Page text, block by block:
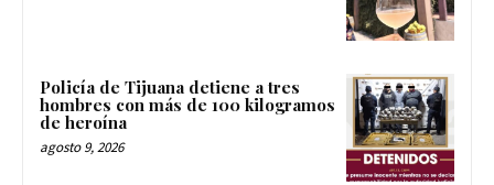
Policía de Tijuana detiene a tres
hombres con más de 100 kilogramos
de heroína
agosto 9, 2026